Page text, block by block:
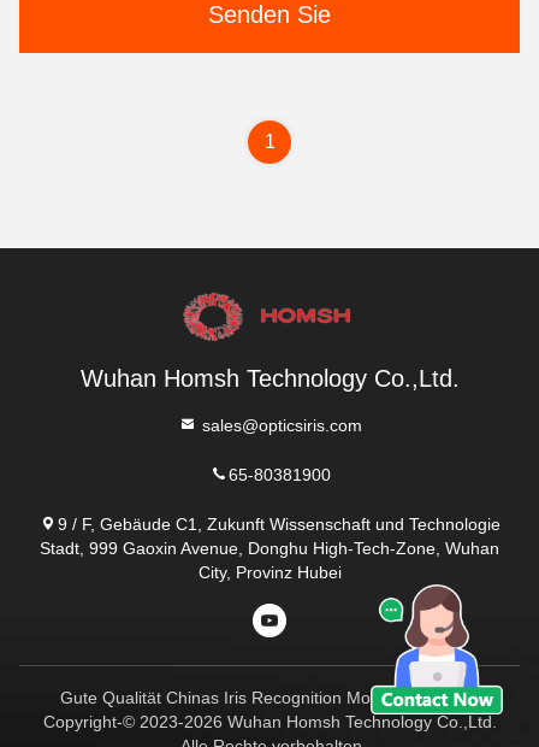
Senden Sie
1
Wuhan Homsh Technology Co.,Ltd.
sales@opticsiris.com
65-80381900
9 / F, Gebäude C1, Zukunft Wissenschaft und Technologie
Stadt, 999 Gaoxin Avenue, Donghu High-Tech-Zone, Wuhan
City, Provinz Hubei
Gute Qualität Chinas Iris Recognition Module Lieferant.
Copyright-© 2023-2026 Wuhan Homsh Technology Co.,Ltd.